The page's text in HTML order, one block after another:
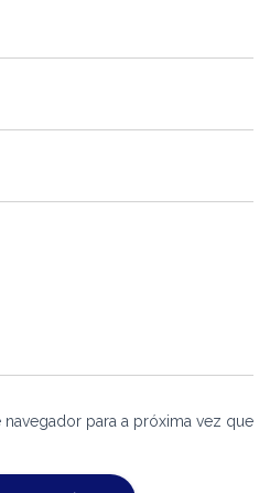
para a próxima vez que